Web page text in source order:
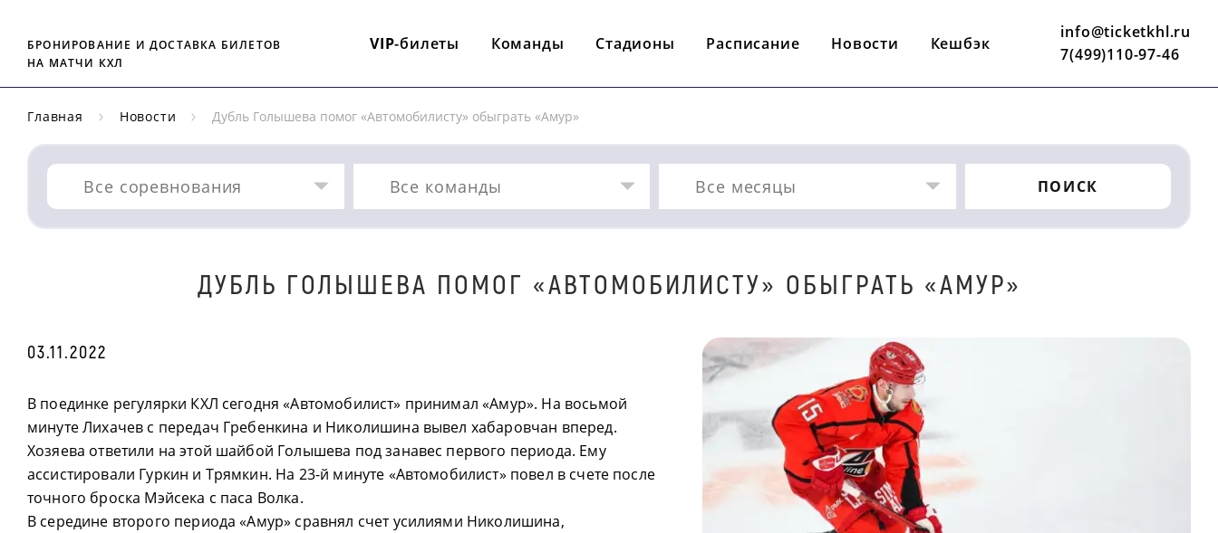
БРОНИРОВАНИЕ И ДОСТАВКА БИЛЕТОВ
НА МАТЧИ КХЛ
VIP-билеты Команды Стадионы Расписание Новости Кешбэк
info@ticketkhl.ru
7(499)110-97-46
Главная Новости Дубль Голышева помог «Автомобилисту» обыграть «Амур»
Все соревнования Все команды Все месяцы ПОИСК
ДУБЛЬ ГОЛЫШЕВА ПОМОГ «АВТОМОБИЛИСТУ» ОБЫГРАТЬ «АМУР»
03.11.2022
В поединке регулярки КХЛ сегодня «Автомобилист» принимал «Амур». На восьмой
минуте Лихачев с передач Гребенкина и Николишина вывел хабаровчан вперед.
Хозяева ответили на этой шайбой Голышева под занавес первого периода. Ему
ассистировали Гуркин и Трямкин. На 23-й минуте «Автомобилист» повел в счете после
точного броска Мэйсека с паса Волка.
В середине второго периода «Амур» сравнял счет усилиями Николишина,